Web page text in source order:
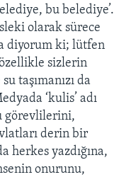
bu belediye’.
olarak sürece
diyorum ki; lütfen
sizlerin
taşımanızı da
‘kulis’ adı
görevlilerini,
derin bir
herkes yazdığına,
onurunu,